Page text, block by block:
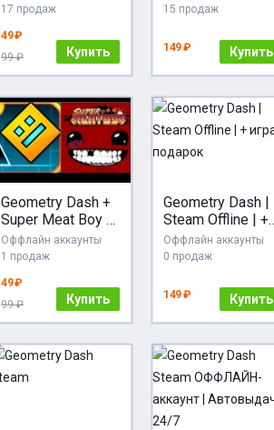
17 продаж
49 ₽
99 ₽
Купить
15 продаж
149 ₽ Купить
Geometry Dash +
Super Meat Boy +
ПОДАРОК
Оффлайн аккаунты
1 продаж
49 ₽
99 ₽
Купить
Geometry Dash |
Steam Offline | +
игра в подарок
Оффлайн аккаунты
0 продаж
149 ₽ Купить